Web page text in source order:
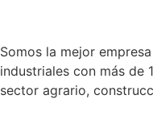
Somos la mejor
industriales con más de
sector agrario,